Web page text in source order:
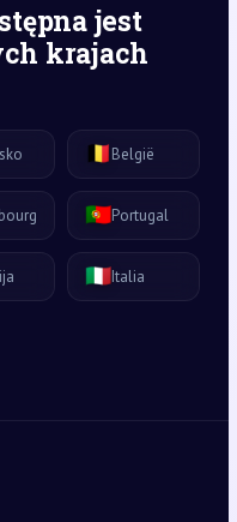
jest
krajach
🇧🇪België
🇵🇹Portugal
🇮🇹Italia